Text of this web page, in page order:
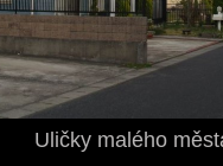
Uličky malého